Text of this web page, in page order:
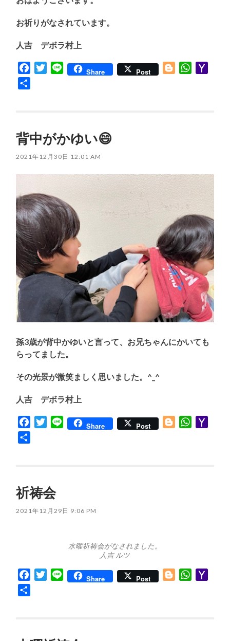
お祈りがなされています。
人吉 デボラ村上
FacebookTwitter
Line Share Post BloggerWhatsApp
背中がかゆい😄
2021年12月30日 12:01 AM
孫3歳が背中かゆいと言って、お兄ちゃんにかいても
らってました。
その光景が微笑ましく思いました。^_^
人吉 デボラ村上
FacebookTwitter
Line Share Post BloggerWhatsApp
祈祷会
2021年12月29日 9:06 PM
水曜祈祷会がなされました。
人吉 ルツ
FacebookTwitter
Line Share Post BloggerWhatsApp